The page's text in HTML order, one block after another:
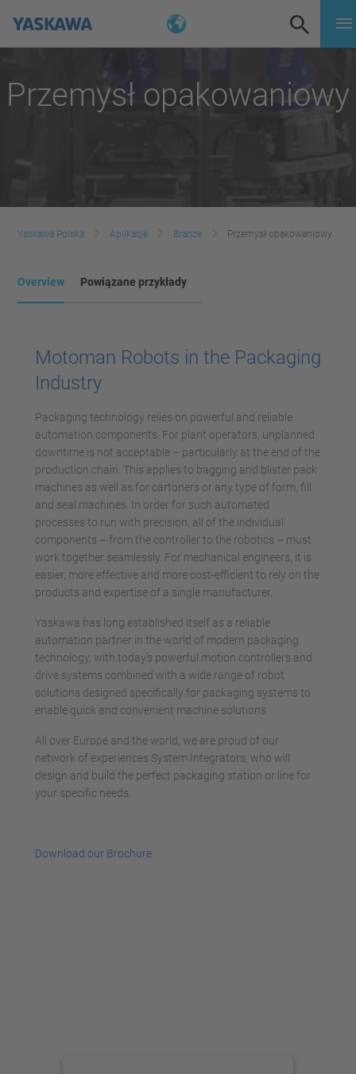
Przemysł opakowaniowy
Yaskawa Polska Aplikacje Branże Przemysł opakowaniowy
Overview Powiązane przykłady
Motoman Robots in the Packaging
Industry
Packaging technology relies on powerful and reliable
automation components. For plant operators, unplanned
downtime is not acceptable – particularly at the end of the
production chain. This applies to bagging and blister pack
machines as well as for cartoners or any type of form, fill
and seal machines. In order for such automated
processes to run with precision, all of the individual
components – from the controller to the robotics – must
work together seamlessly. For mechanical engineers, it is
easier, more effective and more cost-efficient to rely on the
products and expertise of a single manufacturer.
Yaskawa has long established itself as a reliable
automation partner in the world of modern packaging
technology, with today’s powerful motion controllers and
drive systems combined with a wide range of robot
solutions designed specifically for packaging systems to
enable quick and convenient machine solutions.
All over Europe and the world, we are proud of our
network of experiences System Integrators, who will
design and build the perfect packaging station or line for
your specific needs.
Download our Brochure